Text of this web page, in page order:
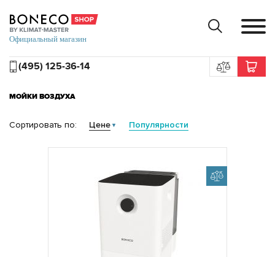
(495) 125-36-14
МОЙКИ ВОЗДУХА
Сортировать по: Цене Популярности